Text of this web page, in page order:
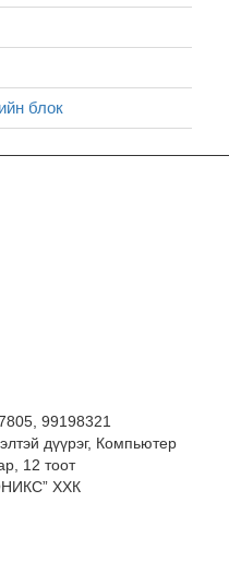
блок
99198321
дүүрэг, Компьютер
12 тоот
ХХК